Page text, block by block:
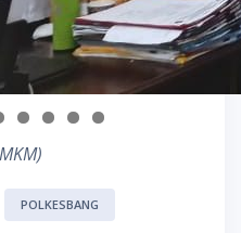
POLKESBANG